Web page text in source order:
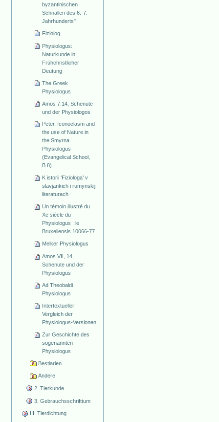
byzantinischen
Schnallen des 6.-7.
Jahrhunderts"
Fiziolog
Physiologus:
Naturkunde in
Frühchristlicher
Deutung
The Greek
Physiologus
Amos 7:14, Schenute
und der Physiologos
Peter, Iconoclasm and
the use of Nature in
the Smyrna
Physiologus
(Evangelical School,
B.8)
K istorii ‘Fiziologa’ v
slavjankich i rumynskij
literaturach
Un témoin illustré du
Xe siècle du
Physiologus : le
Bruxellensis 10066-77
Melker Physiologus
Amos VII, 14,
Schenute und der
Physiologus
Ad Theobaldi
Physiologus
Intertextueller
Vergleich der
Physiologus-Versionen
Zur Geschichte des
sogenannten
Physiologus
Bestiarien
Andere
2. Tierkunde
3. Gebrauchsschrifttum
III. Tierdichtung